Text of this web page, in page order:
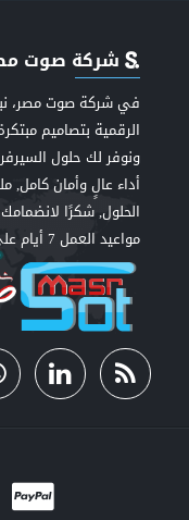
شركة صوت
في شركة صوت مصر،
الرقمية بتصاميم
ونوفر لك حلول
أداء عالٍ وأمان كامل,
الحلول, شكرًا لانضمامك
مواعيد العمل 7 أيام على مدار الـ 24 ساعة